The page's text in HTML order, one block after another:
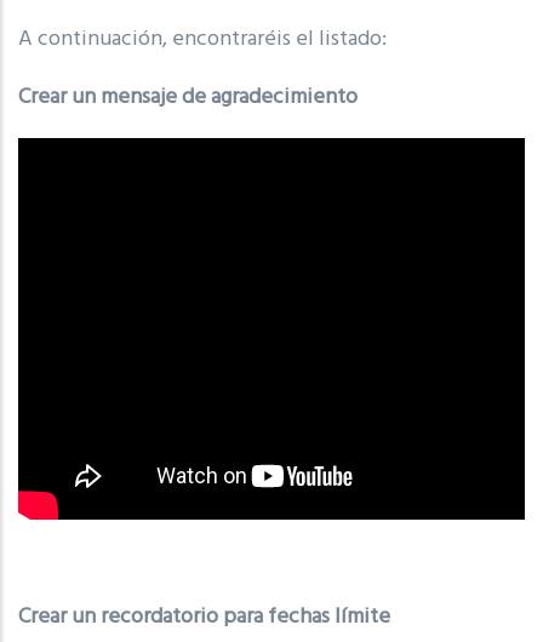
A continuación, encontraréis el listado:
Crear un mensaje de agradecimiento
Crear un recordatorio para fechas límite